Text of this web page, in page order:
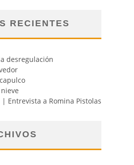
RECIENTES
desregulación
| Entrevista a Romina Pistolas